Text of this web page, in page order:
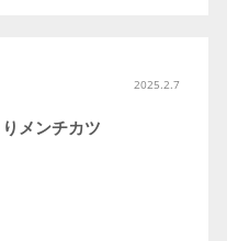
2025.2.7
メンチカツ